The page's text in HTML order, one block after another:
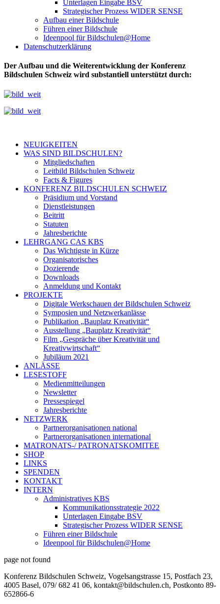
Unterlagen Eingabe BSV
Strategischer Prozess WIDER SENSE
Aufbau einer Bildschule
Führen einer Bildschule
Ideenpool für Bildschulen@Home
Datenschutzerklärung
Der Aufbau und die Weiterentwicklung der Konferenz
Bildschulen Schweiz wird substantiell unterstützt durch:
NEUIGKEITEN
WAS SIND BILDSCHULEN?
Mitgliedschaften
Leitbild Bildschulen Schweiz
Facts & Figures
KONFERENZ BILDSCHULEN SCHWEIZ
Präsidium und Vorstand
Dienstleistungen
Beitritt
Statuten
Jahresberichte
LEHRGANG CAS KBS
Das Wichtigste in Kürze
Organisatorisches
Dozierende
Downloads
Anmeldung und Kontakt
PROJEKTE
Digitale Werkschauen der Bildschulen Schweiz
Symposien und Netzwerkanlässe
Publikation „Bauplatz Kreativität“
Ausstellung „Bauplatz Kreativität“
Film „Gespräche über Kreativität und
Kreativwirtschaft“
Jubiläum 2021
ANLÄSSE
LESESTOFF
Medienmitteilungen
Newsletter
Pressespiegel
Jahresberichte
NETZWERK
Partnerorganisationen national
Partnerorganisationen international
MATRONATS-/ PATRONATSKOMITEE
SHOP
LINKS
SPENDEN
KONTAKT
INTERN
Administratives KBS
Kommunikationsstrategie 2022
Unterlagen Eingabe BSV
Strategischer Prozess WIDER SENSE
Führen einer Bildschule
Ideenpool für Bildschulen@Home
page not found
Konferenz Bildschulen Schweiz, Vogelsangstrasse 15, Postfach 23,
4005 Basel, 079/ 682 41 06, kontakt@bildschulen.ch, Postkonto 89-
652866-6